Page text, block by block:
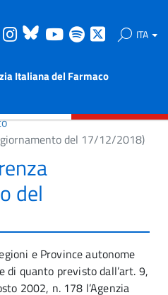
Linkedin
Instagram
Bluesky
Youtube
Spotify ITA
Italiana del Farmaco
del 17/12/2018)
del
e Province autonome
di quanto previsto dall’art. 9,
2002, n. 178 l’Agenzia